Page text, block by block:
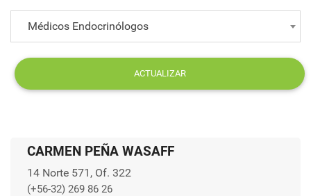
Médicos Endocrinólogos
ACTUALIZAR
CARMEN PEÑA WASAFF
14 Norte 571, Of. 322
(+56-32) 269 86 26